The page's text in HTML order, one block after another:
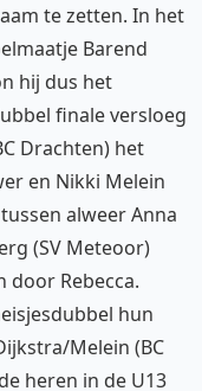
te zetten. In het
Barend
hij dus het
finale versloeg
Drachten) het
en Nikki Melein
alweer Anna
(SV Meteoor)
door Rebecca.
hun
Melein (BC
heren in de U13